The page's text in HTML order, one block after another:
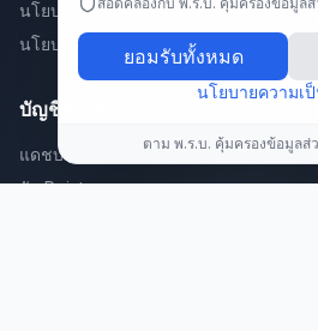
นโยบายความเป็นส่วนตัว
นโยบายคืนสินค้า
บัญชีของฉัน
แดชบอร์ด
รับ Point
ยอมรับทั้งหมด
นโยบายความเ
ตาม พ.ร.บ. คุ้มครองข้อมูลส่